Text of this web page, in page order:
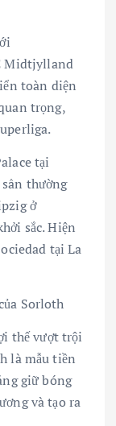
Midtjylland
toàn diện
trọng,
tại
thường
ở
sắc. Hiện
tại La
Sorloth
thế vượt trội
là mẫu tiền
giữ bóng
và tạo ra